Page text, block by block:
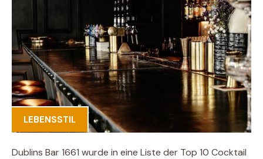
LEBENSSTIL
Dublins Bar 1661 wurde in eine Liste der Top 10 Cocktail